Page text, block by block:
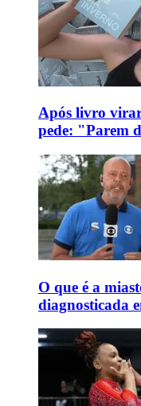
Após livro
pede: "Parem
O que é a
diagnosticada